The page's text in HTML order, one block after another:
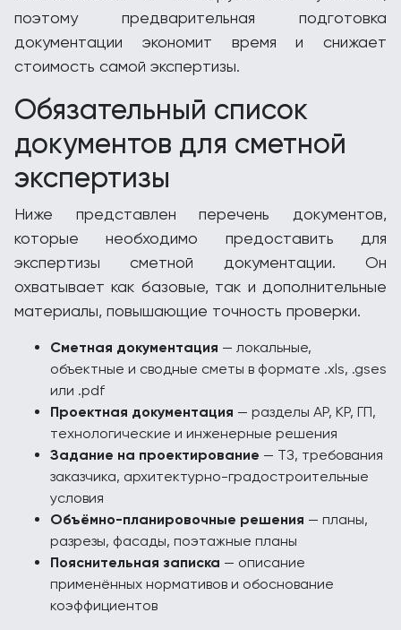
поэтому предварительная подготовка
документации экономит время и снижает
стоимость самой экспертизы.
Обязательный список
документов для сметной
экспертизы
Ниже представлен перечень документов,
которые необходимо предоставить для
экспертизы сметной документации. Он
охватывает как базовые, так и дополнительные
материалы, повышающие точность проверки.
Сметная документация — локальные,
объектные и сводные сметы в формате .xls, .gses
или .pdf
Проектная документация — разделы АР, КР, ГП,
технологические и инженерные решения
Задание на проектирование — ТЗ, требования
заказчика, архитектурно-градостроительные
условия
Объёмно-планировочные решения — планы,
разрезы, фасады, поэтажные планы
Пояснительная записка — описание
применённых нормативов и обоснование
коэффициентов